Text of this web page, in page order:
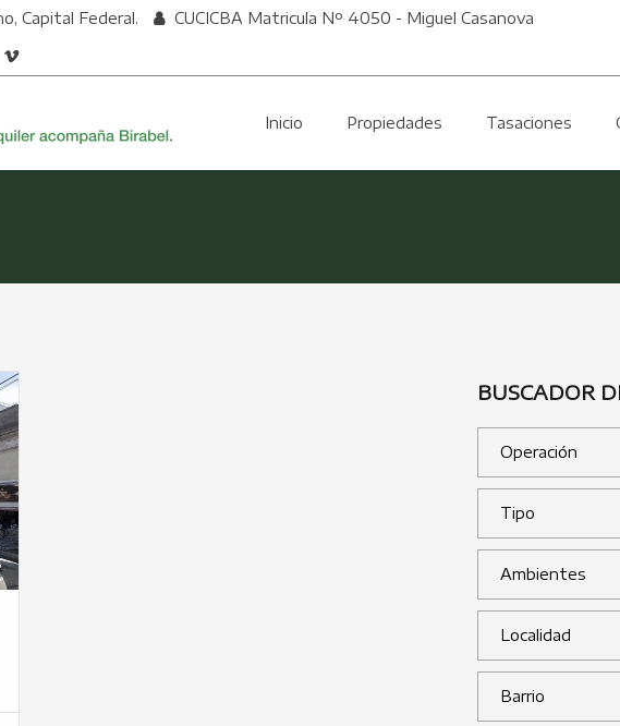
Capital Federal. CUCICBA Matricula Nº 4050 - Miguel Casanova
Inicio Propiedades Tasaciones
BUSCADOR
Operación
Tipo
Ambientes
Localidad
Barrio